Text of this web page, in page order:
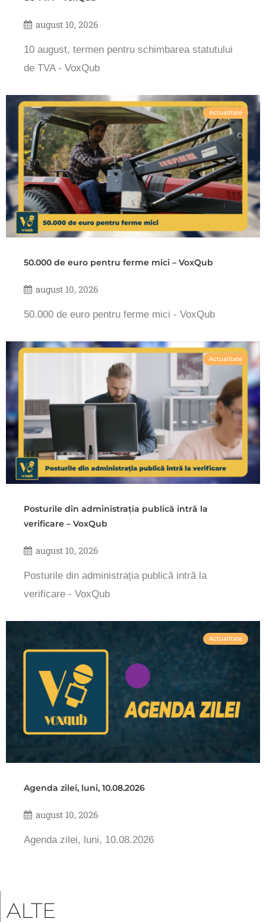
august 10, 2026
10 august, termen pentru schimbarea statutului
de TVA - VoxQub
Actualitate
50.000 de euro pentru ferme mici – VoxQub
august 10, 2026
50.000 de euro pentru ferme mici - VoxQub
Actualitate
Posturile din administrația publică intră la
verificare – VoxQub
august 10, 2026
Posturile din administrația publică intră la
verificare - VoxQub
Actualitate
Agenda zilei, luni, 10.08.2026
august 10, 2026
Agenda zilei, luni, 10.08.2026
ALTE